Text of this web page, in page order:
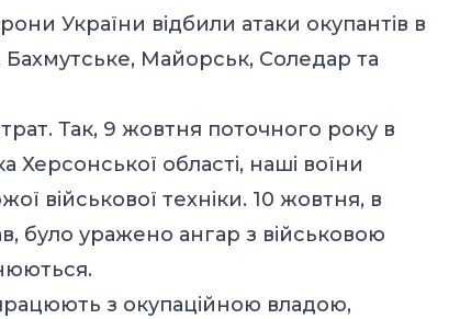
України відбили атаки окупантів в
Бахмутське, Майорськ, Соледар та
Так, 9 жовтня поточного року в
Херсонської області, наші воїни
військової техніки. 10 жовтня, в
було уражено ангар з військовою
з окупаційною владою,